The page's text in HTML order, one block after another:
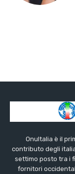
OnuItalia è il
contributo degli
settimo posto tra i
fornitori